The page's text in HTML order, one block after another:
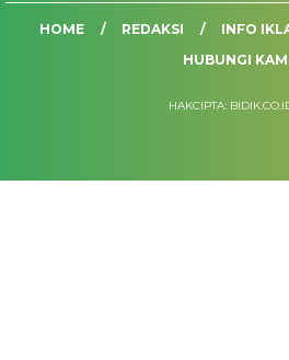
HOME REDAKSI INFO
HUBUNGI
HAKCIPTA: